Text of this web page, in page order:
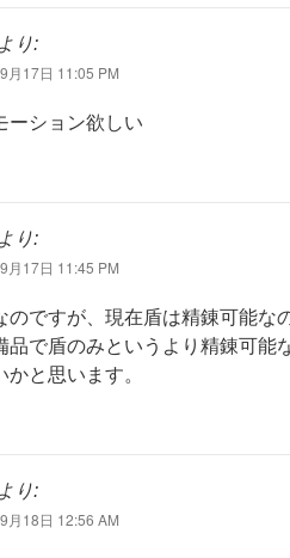
り:
月17日 11:05 PM
ーション欲しい
り:
月17日 11:45 PM
のですが、現在盾は精錬可能な
品で盾のみというより精錬可能
かと思います。
り:
月18日 12:56 AM